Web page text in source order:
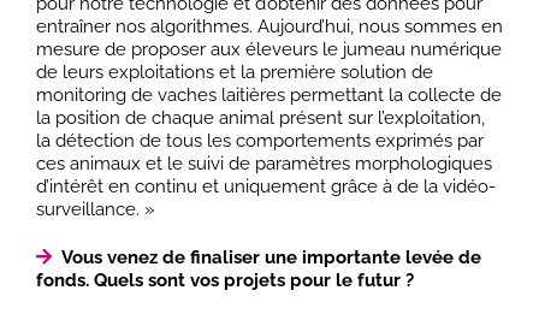
entraîner nos algorithmes. Aujourd’hui, nous sommes en
mesure de proposer aux éleveurs le jumeau numérique
de leurs exploitations et la première solution de
monitoring de vaches laitières permettant la collecte de
la position de chaque animal présent sur l’exploitation,
la détection de tous les comportements exprimés par
ces animaux et le suivi de paramètres morphologiques
d’intérêt en continu et uniquement grâce à de la vidéo-
surveillance. »
Vous venez de finaliser une importante levée de
fonds. Quels sont vos projets pour le futur ?